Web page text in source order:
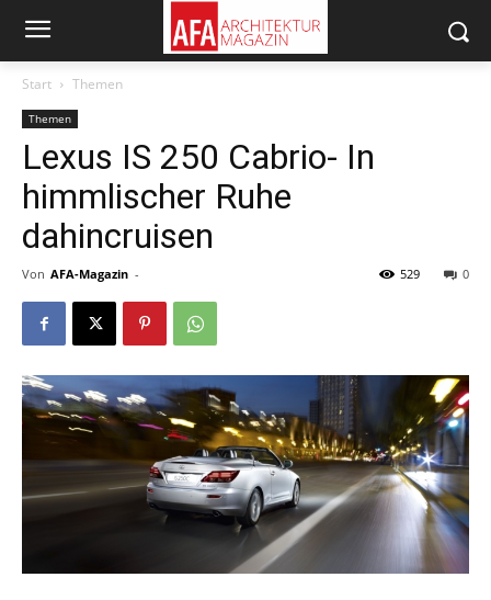
Start Themen
Themen
Lexus IS 250 Cabrio- In
himmlischer Ruhe
dahincruisen
Von AFA-Magazin - 0
529